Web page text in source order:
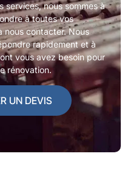
services, nous sommes à
à toutes vos
nous contacter. Nous
rapidement et à
vous avez besoin pour
rénovation.
UN DEVIS